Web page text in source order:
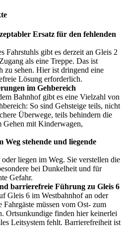
Ersatz für den fehlenden
Fahrstuhls gibt es derzeit an Gleis 2
als eine Treppe. Das ist
zu sehen. Hier ist dringend eine
Lösung erforderlich.
im Gehbereich
Bahnhof gibt es eine Vielzahl von
So sind Gehsteige teils, nicht
Überwege, teils behindern die
Gehen mit Kinderwagen,
stehende und liegende
liegen im Weg. Sie verstellen die
bei Dunkelheit und für
Gefahr.
barrierefreie Führung zu Gleis 6
Gleis 6 im Westbahnhof an oder
Fahrgäste müssen vom Ost- zum
Ortsunkundige finden hier keinerlei
Leitsystem fehlt. Barrierefreiheit ist